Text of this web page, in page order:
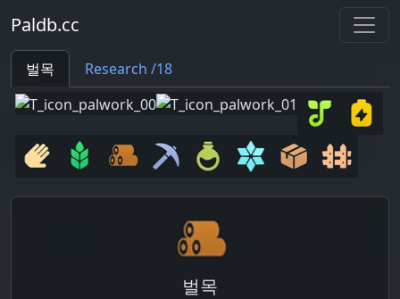
Paldb.cc
벌목 Research /18
벌목